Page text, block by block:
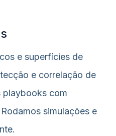
e superfícies de
e correlação de
playbooks com
simulações e